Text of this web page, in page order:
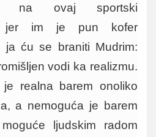
na ovaj sportski
jer im je pun kofer
ja ću se braniti Mudrim:
vodi ka realizmu.
realna barem onoliko
a nemoguća je barem
ljudskim radom